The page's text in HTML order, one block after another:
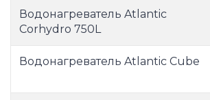
Водонагреватель Atlantic
Corhydro 750L
Водонагреватель Atlantic Cube